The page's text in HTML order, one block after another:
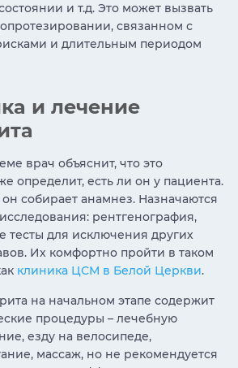
и т.д. Это может вызвать
связанном с
и длительным периодом
и лечение
врач объяснит, что это
определит, есть ли он у пациента.
собирает анамнез. Назначаются
рентгенография,
тесты для исключения других
Их комфортно пройти в таком
клиника ЦСМ в Белой Церкви.
на начальном этапе содержит
процедуры – лечебную
езду на велосипеде,
массаж, но не рекомендуется